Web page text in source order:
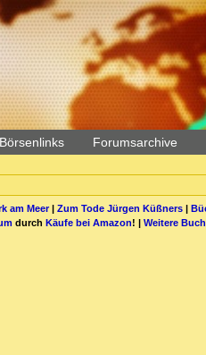
Forumsarchive
am Meer| Zum Tode Jürgen Küßners|
durch Käufe bei Amazon! | Weitere